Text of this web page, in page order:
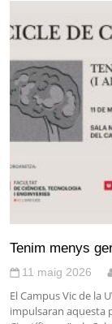
Tenim menys
11 maig 2026
El Campus Vic de la
impulsaran aquesta